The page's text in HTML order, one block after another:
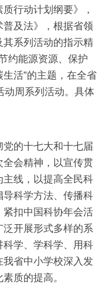
行动计划纲要》，
及法》，根据省领
系列活动的指示精
约能源资源、保护
活”的主题，在全省
动周系列活动。具体
的十七大和十七届
会精神，以宣传贯
线，以提高全民科
科学方法、传播科
扣中国科协年会活
开展形式多样的系
学、学科学、用科
省中小学校深入发
质的提高。